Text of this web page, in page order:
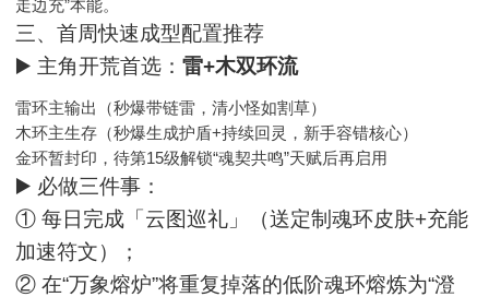
走边充”本能。
三、首周快速成型配置推荐
▶️ 主角开荒首选：雷+木双环流
雷环主输出（秒爆带链雷，清小怪如割草）
木环主生存（秒爆生成护盾+持续回灵，新手容错核心）
金环暂封印，待第15级解锁“魂契共鸣”天赋后再启用
▶️ 必做三件事：
① 每日完成「云图巡礼」（送定制魂环皮肤+充能
加速符文）；
② 在“万象熔炉”将重复掉落的低阶魂环熔炼为“澄